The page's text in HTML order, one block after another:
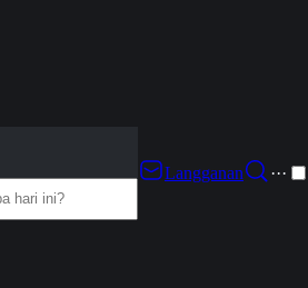
Langganan
···